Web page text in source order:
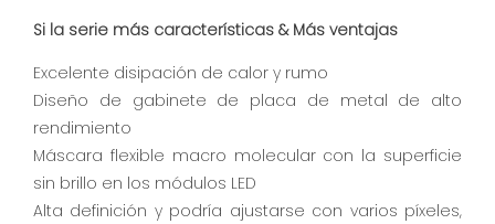
Si la serie más características & Más ventajas
Excelente disipación de calor y rumo
Diseño de gabinete de placa de metal de alto
rendimiento
Máscara flexible macro molecular con la superficie
sin brillo en los módulos LED
Alta definición y podría ajustarse con varios píxeles,